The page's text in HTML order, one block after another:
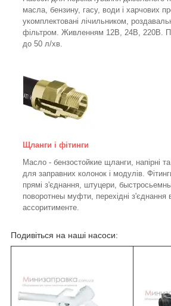
масла, бензину, гасу, води і харчових
укомплектовані лічильником,
фільтром. Живленням 12В, 24В, 220В.
до 50 л/хв.
Щланги і фітинги
Масло - бензостойкие щланги, напірні
для заправних колонок і модулів.
прямі з'єднання, штуцери,
поворотнеы муфти, перехідні з'єднання
ассоритименте.
Подивіться на наші насоси: